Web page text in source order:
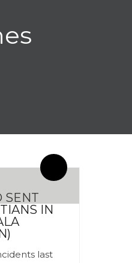
SENT
IN
last